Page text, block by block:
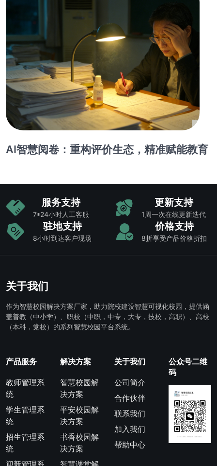
AI智慧阅卷：重构评价生态，精准赋能教育
服务支持
7*24小时人工客服
更新支持
1周一次在线更新迭代
驻地支持
8小时到达客户现场
价格支持
8折享受产品价格折扣
关于我们
作为智慧校园解决方案厂家，助力院校建设智慧可视化校园，提供涵
盖普教（中小学）、职校（中职，中专，大专，技校，高职）、高校
（本科，党校）的系列智慧校园平台系统。
产品服务
教师管理系
统
学生管理系
统
招生管理系
统
迎新管理系
解决方案
智慧校园解
决方案
平安校园解
决方案
书香校园解
决方案
智慧课堂解
关于我们
公司简介
合作伙伴
联系我们
加入我们
帮助中心
公众号二维
码